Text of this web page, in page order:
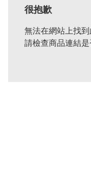
很抱歉
無法在網站上找到
請檢查商品連結是